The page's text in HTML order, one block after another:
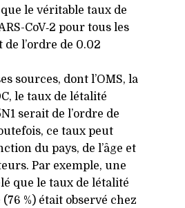
le véritable taux de
CoV‑2 pour tous les
l’ordre de 0.02
sources, dont l’OMS, la
le taux de létalité
serait de l’ordre de
ce taux peut
du pays, de l’âge et
Par exemple, une
que le taux de létalité
(76 %) était observé chez